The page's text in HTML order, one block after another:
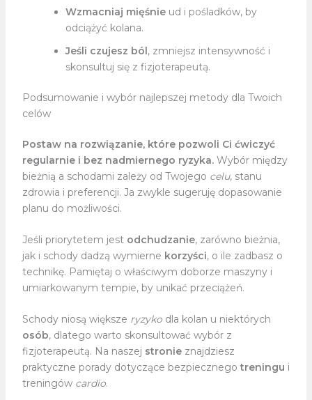
Wzmacniaj mięśnieud i pośladków, by
odciążyć kolana.
Jeśli czujesz ból, zmniejsz intensywność i
skonsultuj się z fizjoterapeutą.
Podsumowanie i wybór najlepszej metody dla Twoich
celów
Postaw na rozwiązanie, które pozwoli Ci ćwiczyć
regularnie i bez nadmiernego ryzyka.Wybór między
bieżnią a schodami zależy od Twojego celu, stanu
zdrowia i preferencji. Ja zwykle sugeruję dopasowanie
planu do możliwości.
Jeśli priorytetem jest odchudzanie, zarówno bieżnia,
jak i schody dadzą wymierne korzyści, o ile zadbasz o
technikę. Pamiętaj o właściwym doborze maszyny i
umiarkowanym tempie, by unikać przeciążeń.
Schody niosą większe ryzykodla kolan u niektórych
osób, dlatego warto skonsultować wybór z
fizjoterapeutą. Na naszej stronieznajdziesz
praktyczne porady dotyczące bezpiecznegotreningu i
treningów cardio.